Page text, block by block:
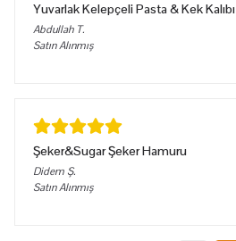
Yuvarlak Kelepçeli Pasta & Kek Kalıbı
Abdullah T.
Satın Alınmış
Şeker&Sugar Şeker Hamuru
Didem Ş.
Satın Alınmış